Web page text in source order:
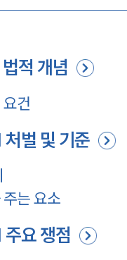
적 개념
건
벌 및 기준
는 요소
요 쟁점